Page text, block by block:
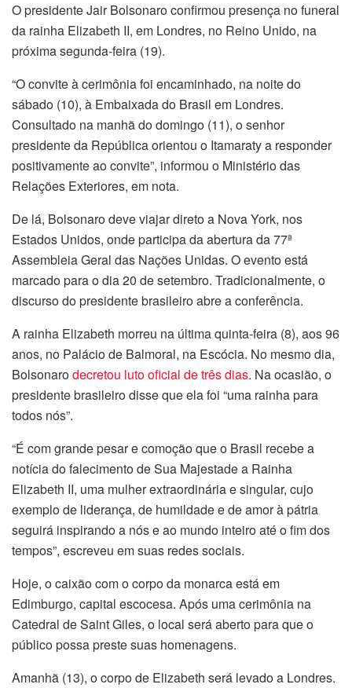
O presidente Jair Bolsonaro confirmou presença no funeral
da rainha Elizabeth II, em Londres, no Reino Unido, na
próxima segunda-feira (19).
“O convite à cerimônia foi encaminhado, na noite do
sábado (10), à Embaixada do Brasil em Londres.
Consultado na manhã do domingo (11), o senhor
presidente da República orientou o Itamaraty a responder
positivamente ao convite”, informou o Ministério das
Relações Exteriores, em nota.
De lá, Bolsonaro deve viajar direto a Nova York, nos
Estados Unidos, onde participa da abertura da 77ª
Assembleia Geral das Nações Unidas. O evento está
marcado para o dia 20 de setembro. Tradicionalmente, o
discurso do presidente brasileiro abre a conferência.
A rainha Elizabeth morreu na última quinta-feira (8), aos 96
anos, no Palácio de Balmoral, na Escócia. No mesmo dia,
Bolsonarodecretou luto oficial de três dias. Na ocasião, o
presidente brasileiro disse que ela foi “uma rainha para
todos nós”.
“É com grande pesar e comoção que o Brasil recebe a
notícia do falecimento de Sua Majestade a Rainha
Elizabeth II, uma mulher extraordinária e singular, cujo
exemplo de liderança, de humildade e de amor à pátria
seguirá inspirando a nós e ao mundo inteiro até o fim dos
tempos”, escreveu em suas redes sociais.
Hoje, o caixão com o corpo da monarca está em
Edimburgo, capital escocesa. Após uma cerimônia na
Catedral de Saint Giles, o local será aberto para que o
público possa preste suas homenagens.
Amanhã (13), o corpo de Elizabeth será levado a Londres.